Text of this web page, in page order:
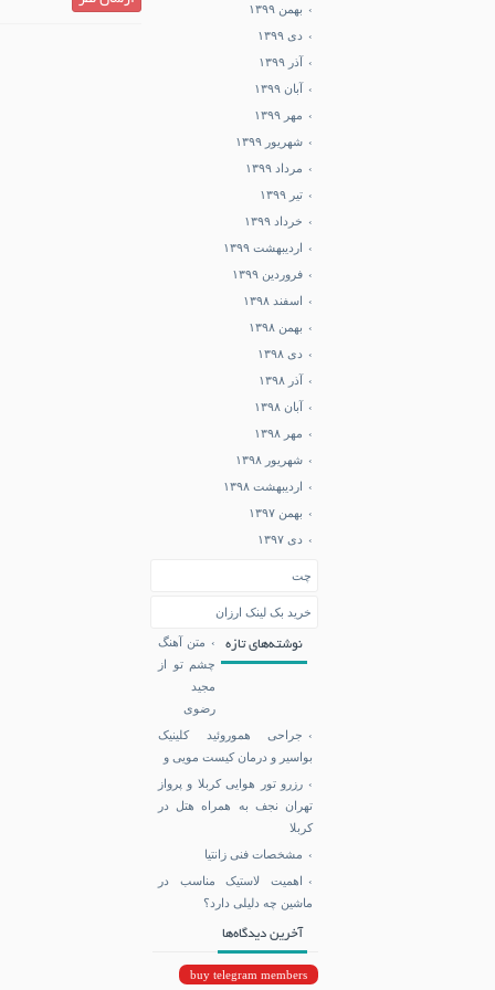
بهمن ۱۳۹۹
دی ۱۳۹۹
آذر ۱۳۹۹
آبان ۱۳۹۹
مهر ۱۳۹۹
شهریور ۱۳۹۹
مرداد ۱۳۹۹
تیر ۱۳۹۹
خرداد ۱۳۹۹
اردیبهشت ۱۳۹۹
فروردین ۱۳۹۹
اسفند ۱۳۹۸
بهمن ۱۳۹۸
دی ۱۳۹۸
آذر ۱۳۹۸
آبان ۱۳۹۸
مهر ۱۳۹۸
شهریور ۱۳۹۸
اردیبهشت ۱۳۹۸
بهمن ۱۳۹۷
دی ۱۳۹۷
چت
خرید بک لینک ارزان
نوشته‌های تازه
متن آهنگ
چشم تو از
مجید
رضوی
جراحی هموروئید کلینیک
بواسیر و درمان کیست مویی و
رزرو تور هوایی کربلا و پرواز
تهران نجف به همراه هتل در
کربلا
مشخصات فنی زانتیا
اهمیت لاستیک مناسب در
ماشین چه دلیلی دارد؟
آخرین دیدگاه‌ها
buy telegram members